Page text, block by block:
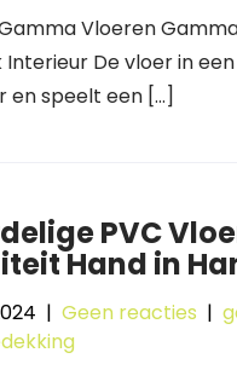
Vloeren
Interieur De vloer in
en speelt een […]
PVC
Hand in
| Geen reacties |